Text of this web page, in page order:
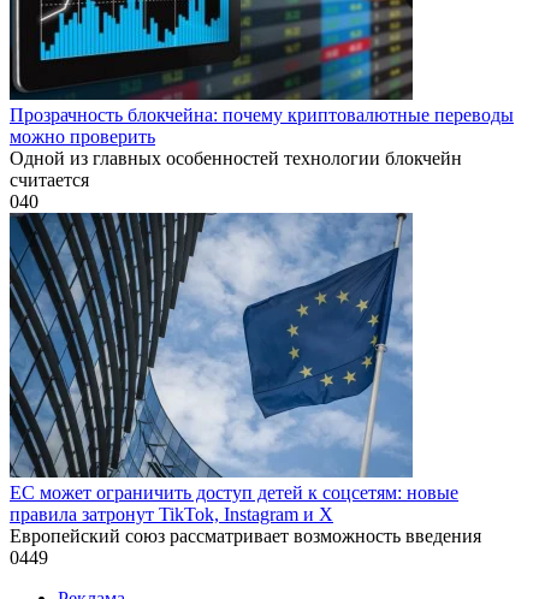
Прозрачность блокчейна: почему криптовалютные переводы
можно проверить
Одной из главных особенностей технологии блокчейн
считается
040
ЕС может ограничить доступ детей к соцсетям: новые
правила затронут TikTok, Instagram и X
Европейский союз рассматривает возможность введения
0449